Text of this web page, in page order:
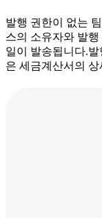
발행 권한이 없는
스의 소유자와 발
일이 발송됩니다.
은 세금계산서의